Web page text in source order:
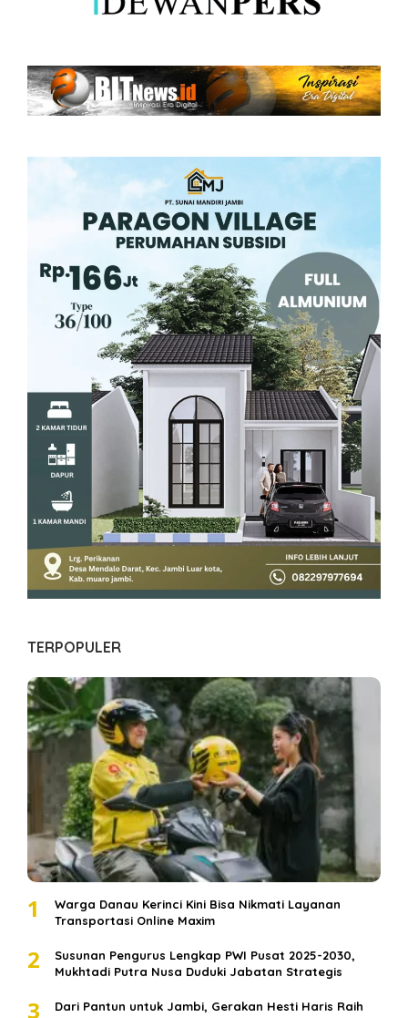
TERPOPULER
1
Warga Danau Kerinci Kini Bisa Nikmati Layanan
Transportasi Online Maxim
2
Susunan Pengurus Lengkap PWI Pusat 2025-2030,
Mukhtadi Putra Nusa Duduki Jabatan Strategis
3
Dari Pantun untuk Jambi, Gerakan Hesti Haris Raih